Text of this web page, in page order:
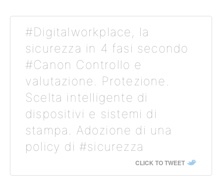
#Digitalworkplace, la
sicurezza in 4 fasi secondo
#Canon Controllo e
valutazione. Protezione.
Scelta intelligente di
dispositivi e sistemi di
stampa. Adozione di una
policy di #sicurezza
CLICK TO TWEET